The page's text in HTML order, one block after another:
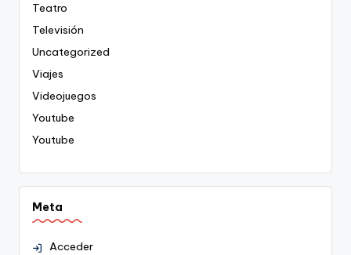
Teatro
Televisión
Uncategorized
Viajes
Videojuegos
Youtube
Youtube
Meta
Acceder